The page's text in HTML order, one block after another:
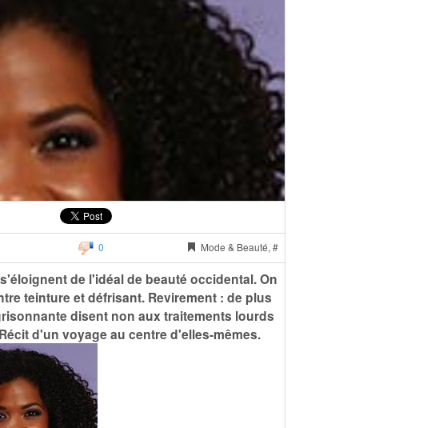
0 Mode & Beauté, #
de l'idéal de beauté occidental. On
teinture et défrisant. Revirement : de plus
disent non aux traitements lourds
d'un voyage au centre d'elles-mêmes.